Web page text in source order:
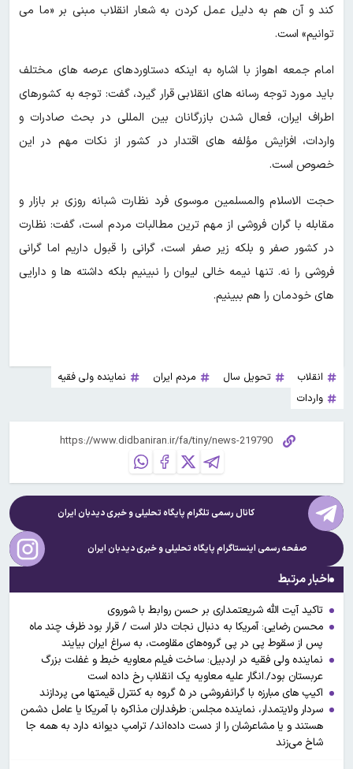
کند و آن هم به دلیل عمل کردن به شعار انقلاب مبنی بر «ما می
توانیم» است.
امام جمعه اهواز با اشاره به اینکه دستاوردهای عرصه های مختلف
باید مورد توجه رسانه های انقلابی قرار گیرد، گفت: توجه به کشورهای
اطراف ایران، فعال شدن بازرگانان بین المللی در بحث صادرات و
واردات، افزایش مؤلفه های اقتدار در کشور از نکات مهم در این
خصوص است.
حجت الاسلام والمسلمین موسوی فرد نظارت شبانه روزی بر بازار و
مقابله با گران فروشی از مهم ترین مطالبات مردم است، گفت: نظارت
در کشور صفر و بلکه زیر صفر است، گرانی را قبول داریم اما گرانی
فروشی را نه. تنها نیمه خالی لیوان را نبینیم بلکه داشته ها و دارایی
های خودمان را هم ببینیم.
انقلاب تحویل سال مردم ایران
نماینده ولی فقیه
واردات
کانال رسمی تلگرام پایگاه تحلیلی و خبریدیدبان ایران
صفحه رسمی اینستاگرام پایگاه تحلیلی و خبریدیدبان ایران
اخبار مرتبط
تاکید آیت الله شریعتمداری بر حسن روابط با شوروی
محسن رضایی: آمریکا به دنبال نجات دلار است / قرار بود ظرف چند ماه
پس از سقوط پی در پی گروه‌های مقاومت، به سراغ ایران بیایند
نماینده ولی فقیه در اردبیل: ساخت فیلم معاویه خبط و غفلت بزرگ
عربستان بود/.انگار علیه معاویه یک انقلاب رخ داده است
اکیپ های مبارزه با گرانفروشی در ۵ گروه به کنترل قیمتها می پردازند
سردار ولایتمدار، نماینده مجلس: طرفداران مذاکره با آمریکا یا عامل دشمن
هستند و یا مشاعرشان را از دست داده‌اند/ ترامپ دیوانه دارد به همه جا
شاخ می‌زند